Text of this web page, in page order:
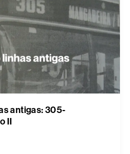
antigas: 305-
II